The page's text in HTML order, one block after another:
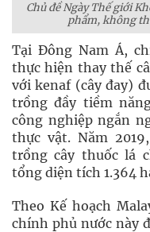
Chủ đề Ngày Thế giới
phẩm, không
Tại Đông Nam Á,
thực hiện thay thế
với kenaf (cây đay)
trồng đầy tiềm
công nghiệp ngắn
thực vật. Năm
trồng cây thuốc lá
tổng diện tích 1.364
Theo Kế hoạch
chính phủ nước này